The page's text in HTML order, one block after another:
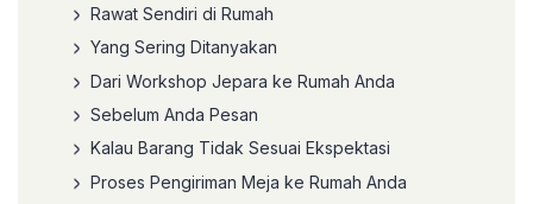
Rawat Sendiri di Rumah
Yang Sering Ditanyakan
Dari Workshop Jepara ke Rumah Anda
Sebelum Anda Pesan
Kalau Barang Tidak Sesuai Ekspektasi
Proses Pengiriman Meja ke Rumah Anda